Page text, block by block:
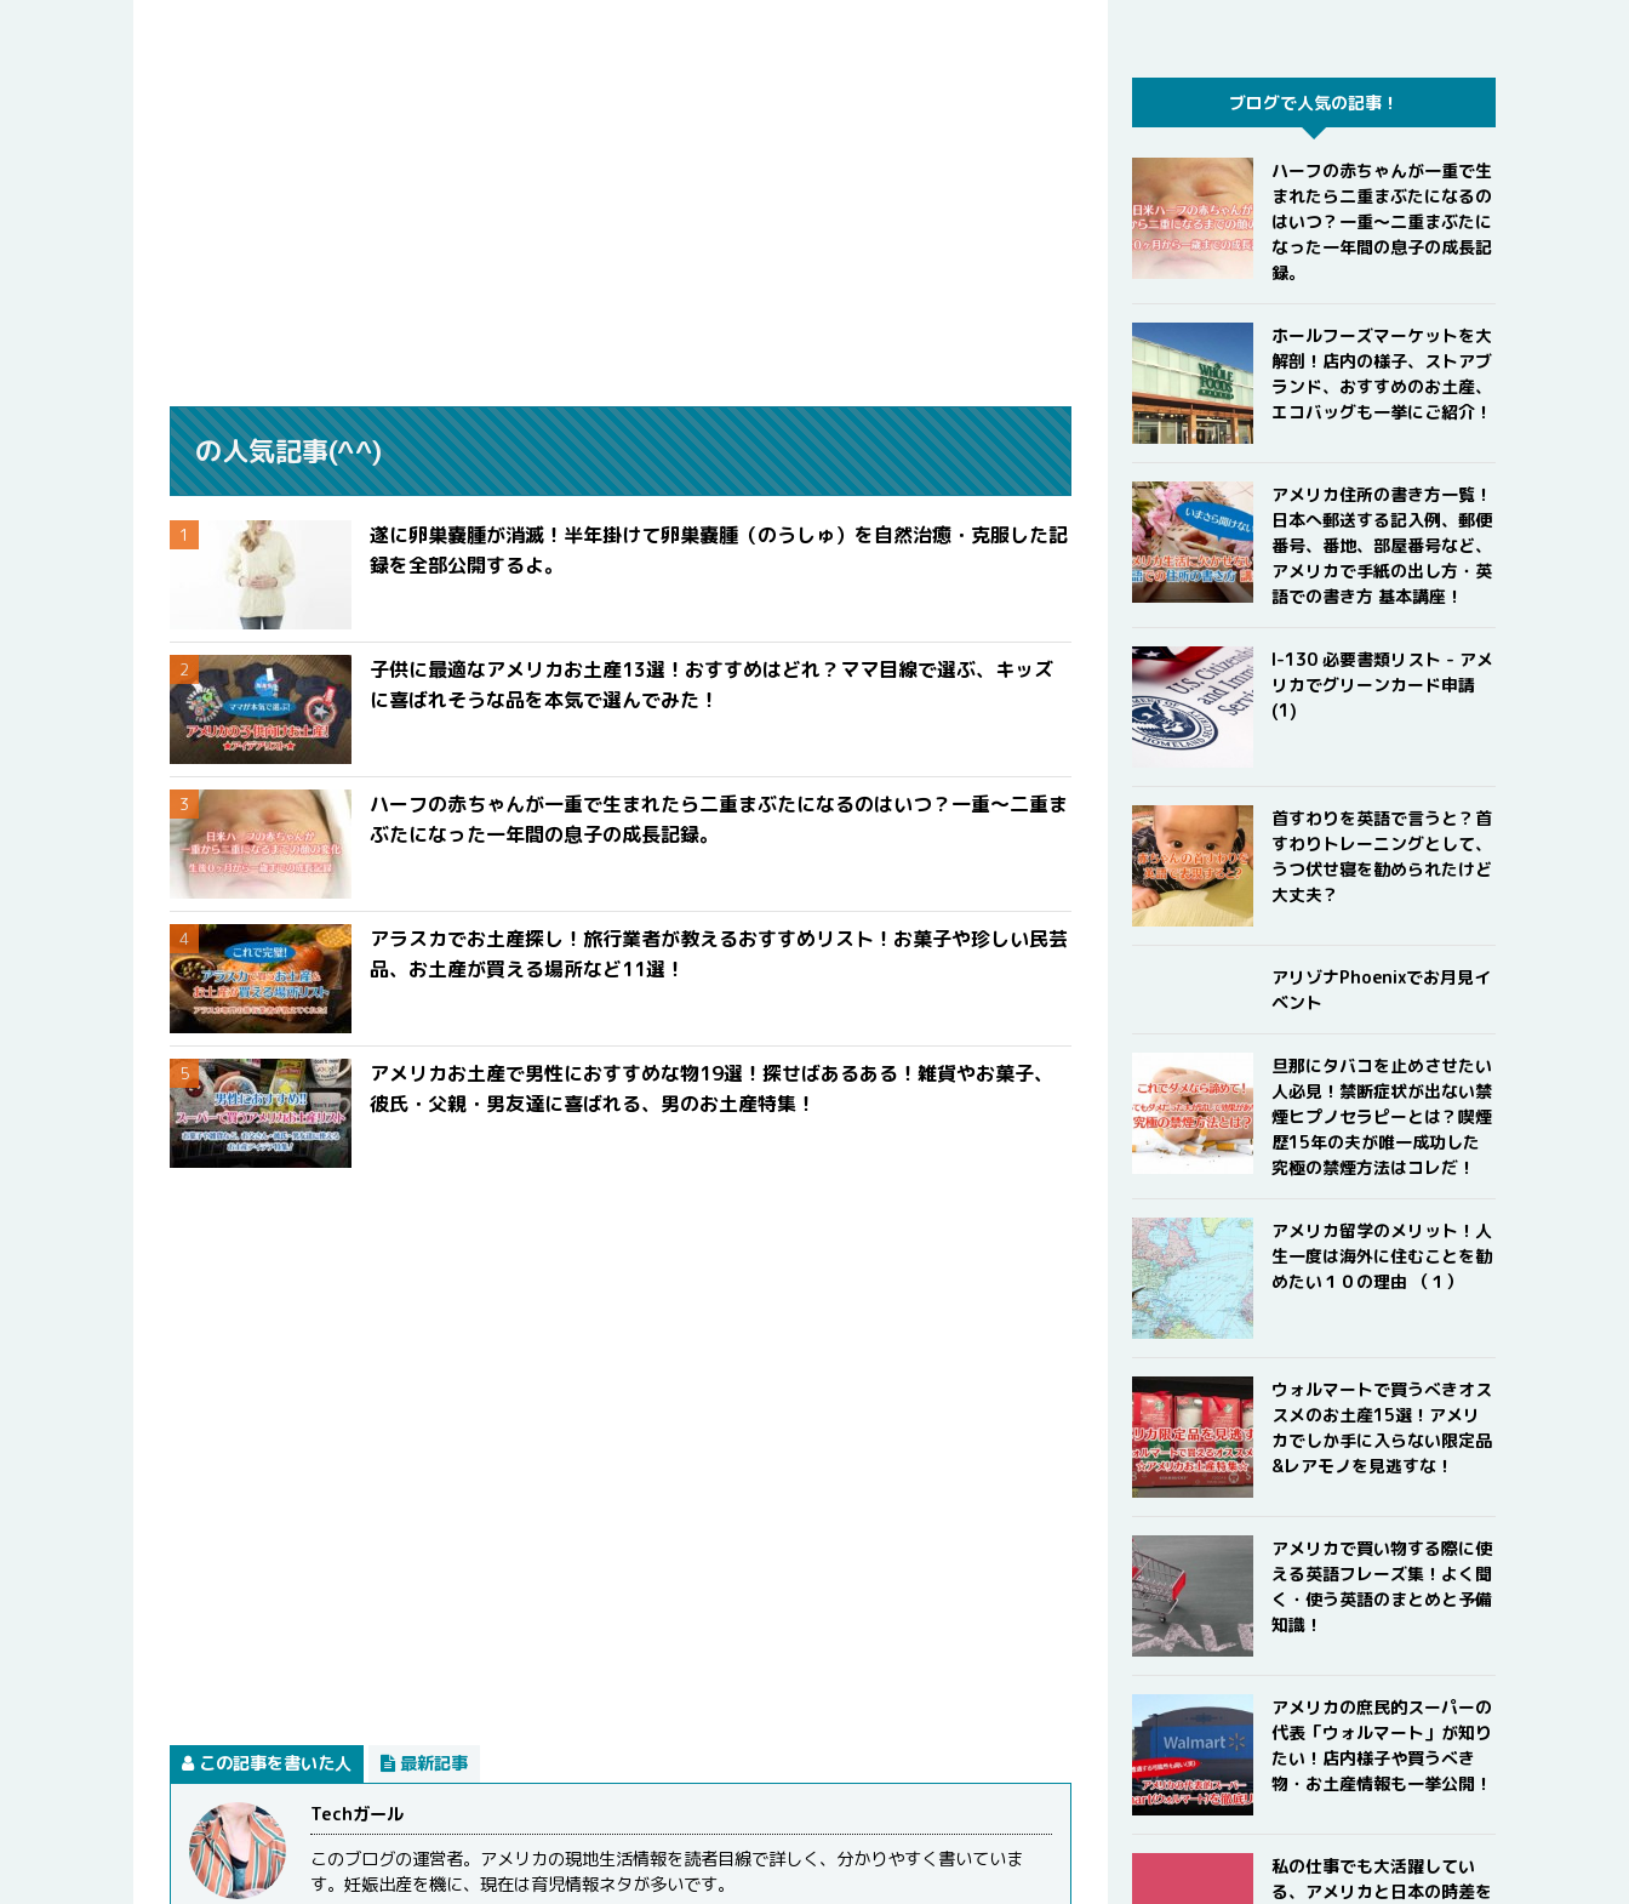
の人気記事(^^)
遂に卵巣嚢腫が消滅！半年掛けて卵巣嚢腫（のうしゅ）を自然治癒・克服した記
録を全部公開するよ。
子供に最適なアメリカお土産13選！おすすめはどれ？ママ目線で選ぶ、キッズ
に喜ばれそうな品を本気で選んでみた！
ハーフの赤ちゃんが一重で生まれたら二重まぶたになるのはいつ？一重〜二重ま
ぶたになった一年間の息子の成長記録。
アラスカでお土産探し！旅行業者が教えるおすすめリスト！お菓子や珍しい民芸
品、お土産が買える場所など11選！
アメリカお土産で男性におすすめな物19選！探せばあるある！雑貨やお菓子、
彼氏・父親・男友達に喜ばれる、男のお土産特集！
この記事を書いた人 最新記事
Techガール
このブログの運営者。アメリカの現地生活情報を読者目線で詳しく、分かりやすく書いていま
す。妊娠出産を機に、現在は育児情報ネタが多いです。
ブログで人気の記事！
ハーフの赤ちゃんが一重で生
まれたら二重まぶたになるの
はいつ？一重〜二重まぶたに
なった一年間の息子の成長記
録。
ホールフーズマーケットを大
解剖！店内の様子、ストアブ
ランド、おすすめのお土産、
エコバッグも一挙にご紹介！
アメリカ住所の書き方一覧！
日本へ郵送する記入例、郵便
番号、番地、部屋番号など、
アメリカで手紙の出し方・英
語での書き方 基本講座！
I-130 必要書類リスト - アメ
リカでグリーンカード申請
(1)
首すわりを英語で言うと？首
すわりトレーニングとして、
うつ伏せ寝を勧められたけど
大丈夫？
アリゾナPhoenixでお月見イ
ベント
旦那にタバコを止めさせたい
人必見！禁断症状が出ない禁
煙ヒプノセラピーとは？喫煙
歴15年の夫が唯一成功した
究極の禁煙方法はコレだ！
アメリカ留学のメリット！人
生一度は海外に住むことを勧
めたい１０の理由 （１）
ウォルマートで買うべきオス
スメのお土産15選！アメリ
カでしか手に入らない限定品
&レアモノを見逃すな！
アメリカで買い物する際に使
える英語フレーズ集！よく聞
く・使う英語のまとめと予備
知識！
アメリカの庶民的スーパーの
代表「ウォルマート」が知り
たい！店内様子や買うべき
物・お土産情報も一挙公開！
私の仕事でも大活躍してい
る、アメリカと日本の時差を